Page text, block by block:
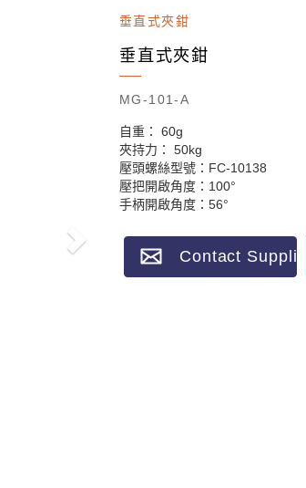
垂直式夾鉗
垂直式夾鉗
MG-101-A
自重： 60g
夾持力： 50kg
壓頭螺絲型號：FC-10138
壓把開啟角度：100°
手柄開啟角度：56°
Contact Supplier